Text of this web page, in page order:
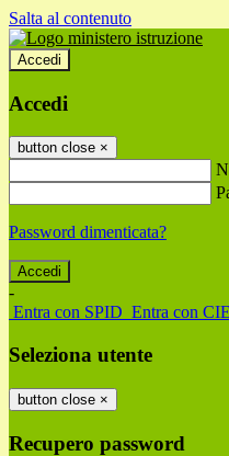
Salta al contenuto
Accedi
Accedi
button close ×
Password dimenticata?
-
Entra con SPID Entra con CIE
Seleziona utente
button close ×
Recupero password